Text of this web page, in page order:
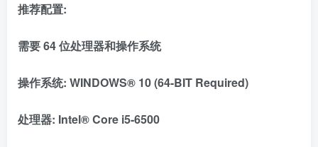
推荐配置:
需要 64 位处理器和操作系统
操作系统: WINDOWS® 10 (64-BIT Required)
处理器: Intel® Core i5-6500